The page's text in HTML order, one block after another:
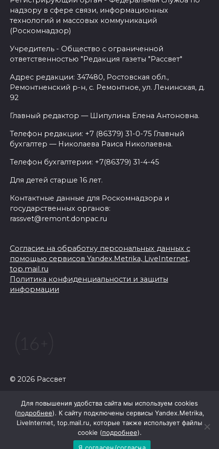
надзору в сфере связи, информационных
технологий и массовых коммуникаций
(Роскомнадзор)
Учредитель - Общество с ограниченной
ответственностью "Редакция газеты "Рассвет"
Адрес редакции: 347480, Ростовская обл.,
Ремонтненский р-н, с. Ремонтное, ул. Ленинская, д.
92
Главный редактор — Шипулина Елена Антоновна.
Телефон редакции: +7 (86379) 31-0-75 Главный
бухгалтер — Николаева Раиса Николаевна.
Телефон бухгалтерии: +7(86379) 31-4-45
Для детей старше 16 лет.
Контактные данные для Роскомнадзора и
государственных органов:
rassvet@remont.donpac.ru
Согласие на обработку персональных данных с
помощью сервисов Yandex.Metrika, LiveInternet,
top.mail.ru
Политика конфиденциальности и защиты
информации
© 2026 Рассвет
Для повышения удобства сайта мы используем cookies
(подробнее). К сайту подключены сервисы Yandex.Metrika,
LiveInternet, top.mail.ru, которые также использует файлы
cookie (подробнее).
Я согласен/согласна